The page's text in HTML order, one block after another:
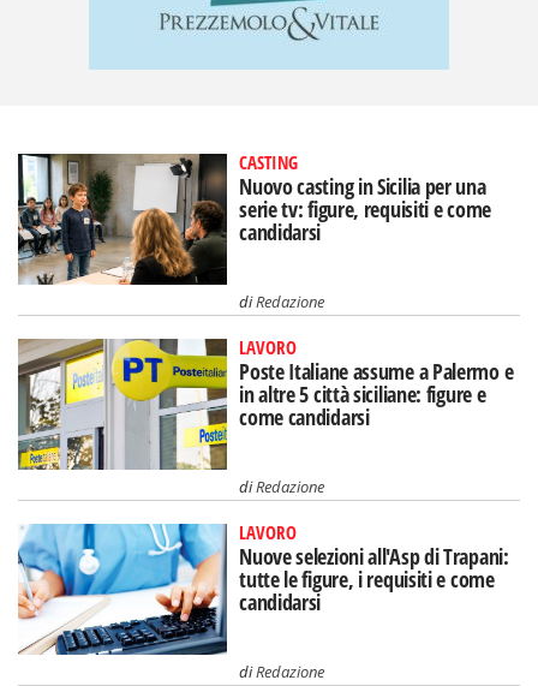
CASTING
Nuovo casting in Sicilia per una
serie tv: figure, requisiti e come
candidarsi
diRedazione
LAVORO
Poste Italiane assume a Palermo e
in altre 5 città siciliane: figure e
come candidarsi
diRedazione
LAVORO
Nuove selezioni all'Asp di Trapani:
tutte le figure, i requisiti e come
candidarsi
diRedazione